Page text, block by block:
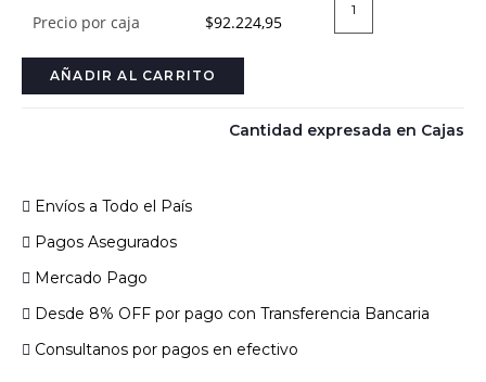
Precio por caja $92.224,95
AÑADIR AL CARRITO
Cantidad expresada en Cajas
Envíos a Todo el País
Pagos Asegurados
Mercado Pago
Desde 8% OFF por pago con Transferencia Bancaria
Consultanos por pagos en efectivo